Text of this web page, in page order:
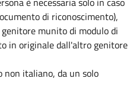
di riconoscimento),
munito di modulo di
in originale dall'altro genitore
non italiano, da un solo